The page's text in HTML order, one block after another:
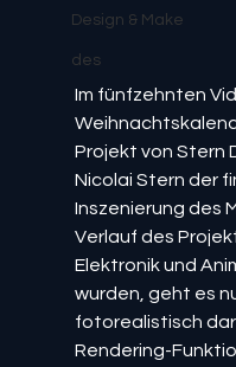
Design & Make
des
Im fünfzehnten
Projekt von Stern
Nicolai Stern der
Inszenierung des
Verlauf des
Elektronik und
wurden, geht es
fotorealistisch
Rendering-